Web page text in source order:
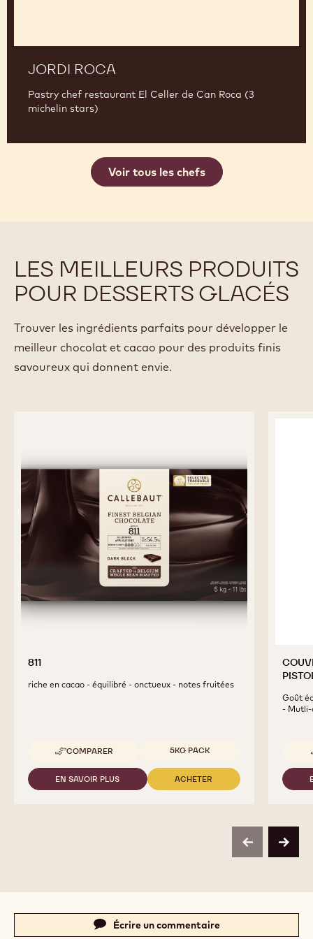
JORDI ROCA
Pastry chef restaurant El Celler de Can Roca (3
michelin stars)
Voir tous les chefs
LES MEILLEURS PRODUITS
POUR DESSERTS GLACÉS
Trouver les ingrédients parfaits pour développer le
meilleur chocolat et cacao pour des produits finis
savoureux qui donnent envie.
811
riche en cacao - équilibré - onctueux - notes fruitées
COMPARER
-
811
Tailles disponibles
5KG PACK
EN SAVOIR PLUS
-
ACHETER
-
Goût
-
previousnext
Écrire un commentaire
-